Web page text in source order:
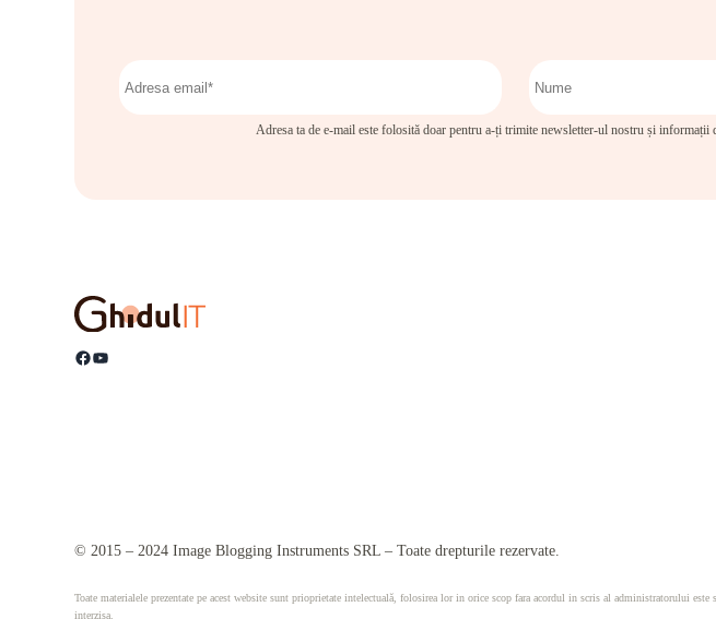
Adresa ta de e-mail este folosită doar pentru a-ți trimite newsletter-ul nostru și
Facebook YouTube
© 2015 – 2024 Image Blogging Instruments SRL – Toate drepturile rezervate.
Toate materialele prezentate pe acest website sunt prioprietate intelectuală, folosirea lor in orice scop fara acordul in scris al administratorului este
interzisa.